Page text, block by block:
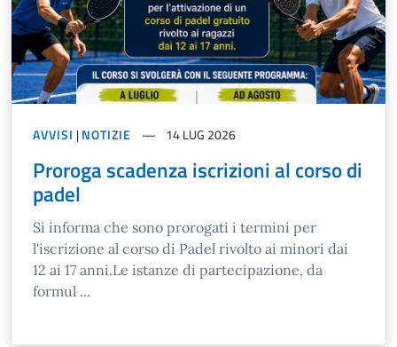
AVVISI |NOTIZIE 14 LUG 2026
Proroga scadenza iscrizioni al corso di
padel
Si informa che sono prorogati i termini per
l'iscrizione al corso di Padel rivolto ai minori dai
12 ai 17 anni.Le istanze di partecipazione, da
formul ...